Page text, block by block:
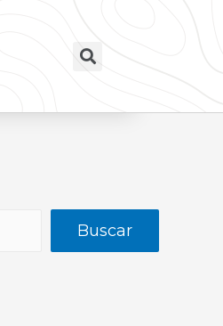
Buscar